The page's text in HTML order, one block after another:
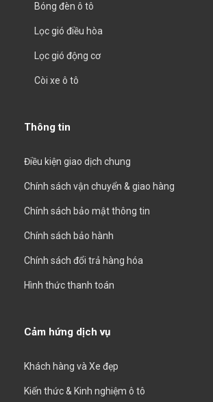
Bóng đèn ô tô
Lọc gió điều hòa
Lọc gió động cơ
Còi xe ô tô
Thông tin
Điều kiện giao dịch chung
Chính sách vận chuyển & giao hàng
Chính sách bảo mật thông tin
Chính sách bảo hành
Chính sách đổi trả hàng hóa
Hình thức thanh toán
Cảm hứng dịch vụ
Khách hàng và Xe đẹp
Kiến thức & Kinh nghiệm ô tô